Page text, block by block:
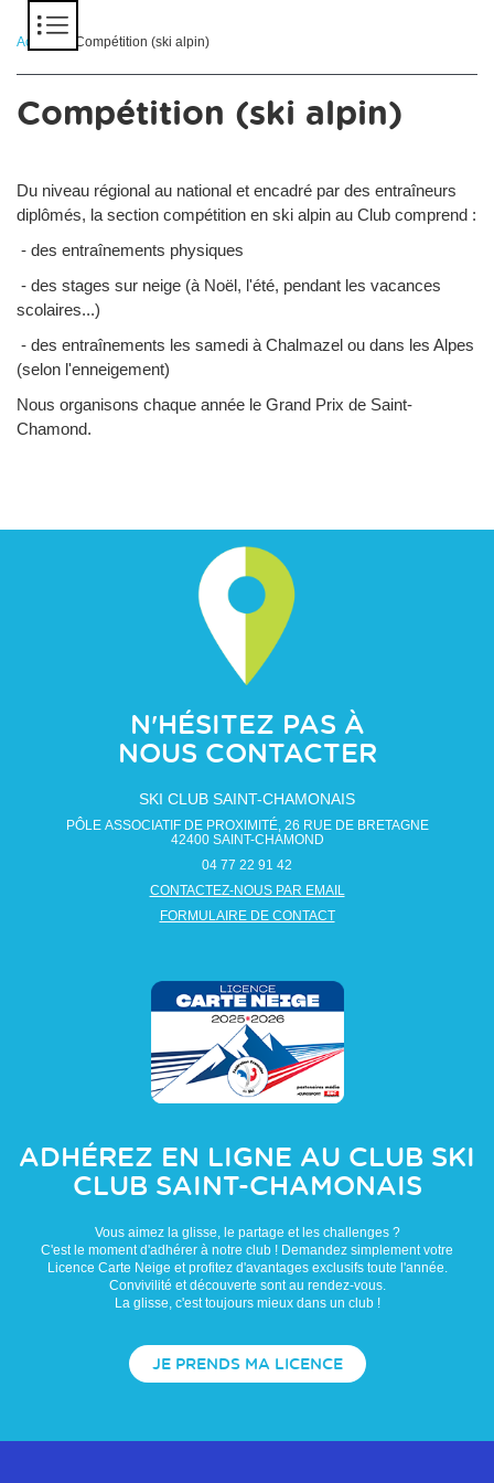
Accueil > Compétition (ski alpin)
Compétition (ski alpin)
Du niveau régional au national et encadré par des entraîneurs
diplômés, la section compétition en ski alpin au Club comprend :
- des entraînements physiques
- des stages sur neige (à Noël, l'été, pendant les vacances
scolaires...)
- des entraînements les samedi à Chalmazel ou dans les Alpes
(selon l'enneigement)
Nous organisons chaque année le Grand Prix de Saint-
Chamond.
N'HÉSITEZ PAS À
NOUS CONTACTER
SKI CLUB SAINT-CHAMONAIS
PÔLE ASSOCIATIF DE PROXIMITÉ, 26 RUE DE BRETAGNE
42400 SAINT-CHAMOND
04 77 22 91 42
CONTACTEZ-NOUS PAR EMAIL
FORMULAIRE DE CONTACT
ADHÉREZ EN LIGNE AU CLUB SKI
CLUB SAINT-CHAMONAIS
Vous aimez la glisse, le partage et les challenges ?
C'est le moment d'adhérer à notre club ! Demandez simplement votre
Licence Carte Neige et profitez d'avantages exclusifs toute l'année.
Convivilité et découverte sont au rendez-vous.
La glisse, c'est toujours mieux dans un club !
JE PRENDS MA LICENCE